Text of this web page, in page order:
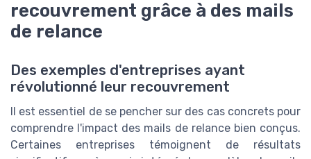
recouvrement grâce à des mails
de relance
Des exemples d'entreprises ayant
révolutionné leur recouvrement
Il est essentiel de se pencher sur des cas concrets pour
comprendre l'impact des mails de relance bien conçus.
Certaines entreprises témoignent de résultats